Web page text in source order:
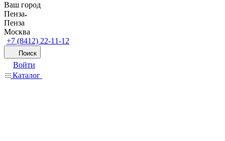
Ваш город
Пенза
Пенза
Москва
+7 (8412) 22-11-12
Поиск
Войти
Каталог